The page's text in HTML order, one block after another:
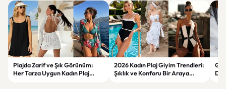
Plajda Zarif ve Şık Görünüm:
Her Tarza Uygun Kadın Plaj
2026 Kadın Plaj Giyim Trendleri:
Şıklık ve Konforu Bir Araya